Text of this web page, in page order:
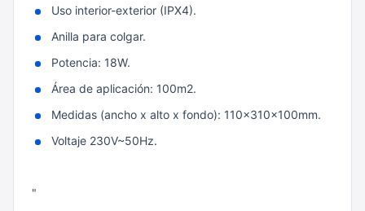
Uso interior-exterior (IPX4).
Anilla para colgar.
Potencia: 18W.
Área de aplicación: 100m2.
Medidas (ancho x alto x fondo): 110x310x100mm.
Voltaje 230V~50Hz.
"